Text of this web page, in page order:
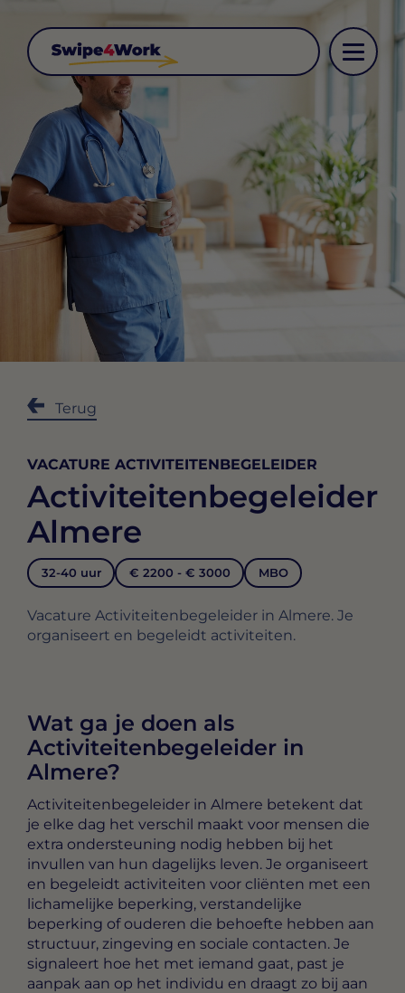
Terug
VACATURE ACTIVITEITENBEGELEIDER
Activiteitenbegeleider
Almere
32-40 uur € 2200 - € 3000 MBO
Vacature Activiteitenbegeleider in Almere. Je
organiseert en begeleidt activiteiten.
Wat ga je doen als
Activiteitenbegeleider in
Almere?
Activiteitenbegeleider in Almere betekent dat
je elke dag het verschil maakt voor mensen die
extra ondersteuning nodig hebben bij het
invullen van hun dagelijks leven. Je organiseert
en begeleidt activiteiten voor cliënten met een
lichamelijke beperking, verstandelijke
beperking of ouderen die behoefte hebben aan
structuur, zingeving en sociale contacten. Je
signaleert hoe het met iemand gaat, past je
aanpak aan op het individu en draagt zo bij aan